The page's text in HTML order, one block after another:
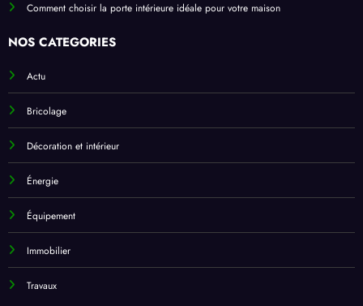
Comment choisir la porte intérieure idéale pour votre maison
NOS CATEGORIES
Actu
Bricolage
Décoration et intérieur
Énergie
Équipement
Immobilier
Travaux